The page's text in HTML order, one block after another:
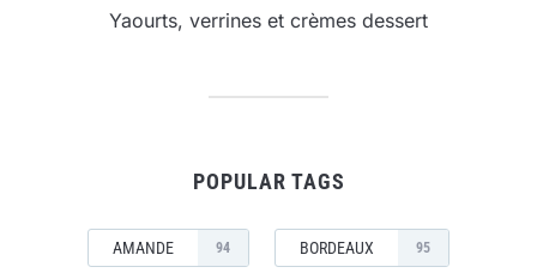
Yaourts, verrines et crèmes dessert
POPULAR TAGS
AMANDE 94 BORDEAUX 95